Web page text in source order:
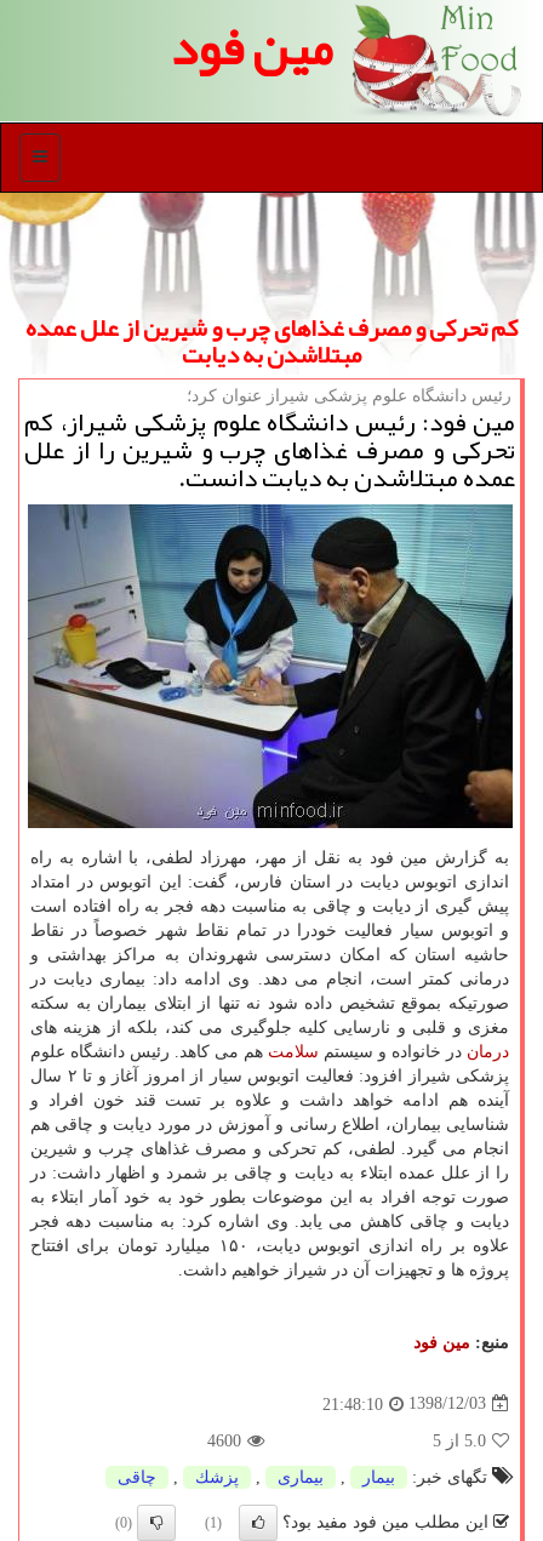
مین فود
منو
كم تحركی و مصرف غذاهای چرب و شیرین از علل عمده
مبتلاشدن به دیابت
رئیس دانشگاه علوم پزشكی شیراز عنوان كرد؛
مین فود: رئیس دانشگاه علوم پزشكی شیراز، كم
تحركی و مصرف غذاهای چرب و شیرین را از علل
عمده مبتلاشدن به دیابت دانست.
به گزارش مین فود به نقل از مهر، مهرزاد لطفی، با اشاره به راه
اندازی اتوبوس دیابت در استان فارس، گفت: این اتوبوس در امتداد
پیش گیری از دیابت و چاقی به مناسبت دهه فجر به راه افتاده است
و اتوبوس سیار فعالیت خودرا در تمام نقاط شهر خصوصاً در نقاط
حاشیه استان كه امكان دسترسی شهروندان به مراكز بهداشتی و
درمانی كمتر است، انجام می دهد. وی ادامه داد: بیماری دیابت در
صورتیكه بموقع تشخیص داده شود نه تنها از ابتلای بیماران به سكته
مغزی و قلبی و نارسایی كلیه جلوگیری می كند، بلكه از هزینه های
درمان در خانواده و سیستم سلامت هم می كاهد. رئیس دانشگاه علوم
پزشكی شیراز افزود: فعالیت اتوبوس سیار از امروز آغاز و تا ۲ سال
آینده هم ادامه خواهد داشت و علاوه بر تست قند خون افراد و
شناسایی بیماران، اطلاع رسانی و آموزش در مورد دیابت و چاقی هم
انجام می گیرد. لطفی، كم تحركی و مصرف غذاهای چرب و شیرین
را از علل عمده ابتلاء به دیابت و چاقی بر شمرد و اظهار داشت: در
صورت توجه افراد به این موضوعات بطور خود به خود آمار ابتلاء به
دیابت و چاقی كاهش می یابد. وی اشاره كرد: به مناسبت دهه فجر
علاوه بر راه اندازی اتوبوس دیابت، ۱۵۰ میلیارد تومان برای افتتاح
پروژه ها و تجهیزات آن در شیراز خواهیم داشت.
منبع: مین فود
1398/12/03
21:48:10
5.0 از 5
4600
تگهای خبر:
بیمار بیماری پزشك چاقی
این مطلب مین فود مفید بود؟ (1)
(0)